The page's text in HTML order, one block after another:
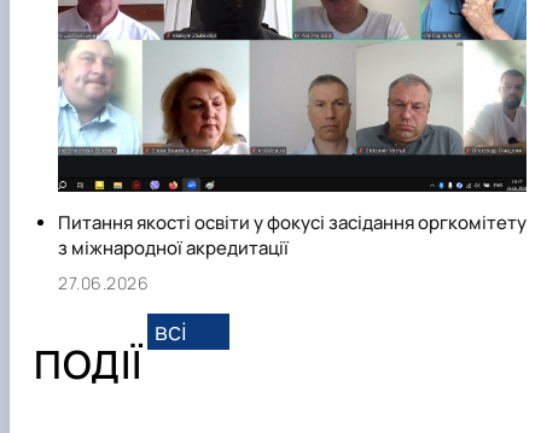
Питання якості освіти у фокусі засідання оргкомітету
з міжнародної акредитації
27.06.2026
ПОДІЇ
всі